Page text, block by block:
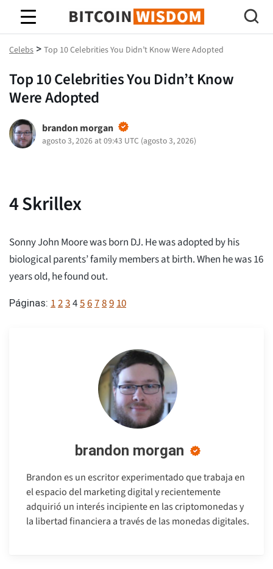
Sabiduría de Bitcoin
Celebs > Top 10 Celebrities You Didn’t Know Were Adopted
Top 10 Celebrities You Didn’t Know
Were Adopted
brandon morgan
agosto 3, 2026 at 09:43 UTC (agosto 3, 2026)
4Skrillex
Sonny John Moore was born DJ. He was adopted by his
biological parents’ family members at birth. When he was 16
years old, he found out.
Páginas: 12345678910
brandon morgan
Brandon es un escritor experimentado que trabaja en
el espacio del marketing digital y recientemente
adquirió un interés incipiente en las criptomonedas y
la libertad financiera a través de las monedas digitales.